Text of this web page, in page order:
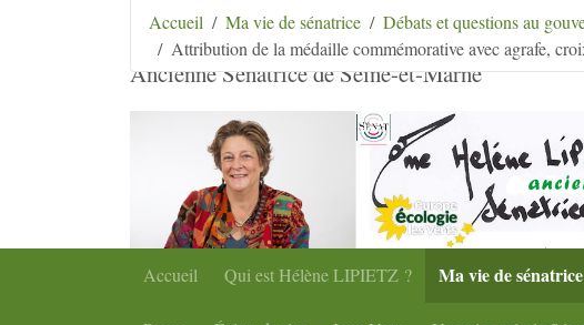
Aller au contenu Aller au menu Aller au menu secondaire
Hélène Lipietz
Ancienne Sénatrice de Seine-et-Marne
Accueil Qui est HélèneLIPIETZ ? Ma vie de sénatrice
Accueil Ma vie de sénatrice Débats et questions au
Attribution de la médaille commémorative avec agrafe,